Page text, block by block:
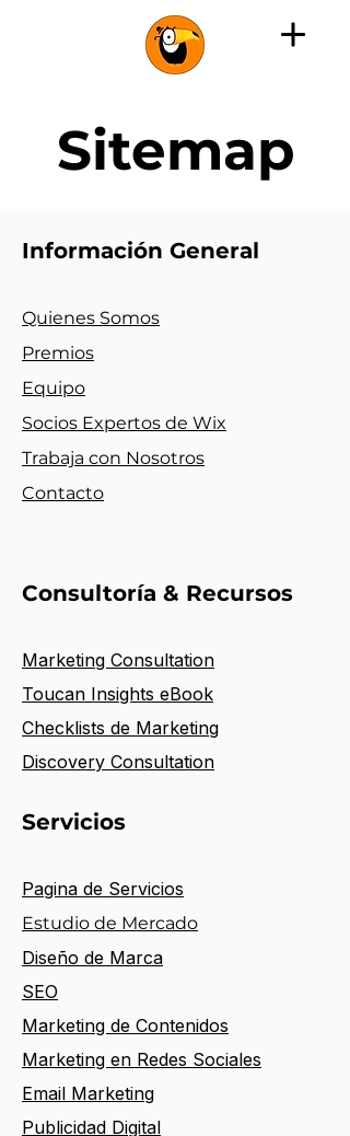
Sitemap
Información General
Quienes Somos
Premios
Equipo
Socios Expertos de Wix
Trabaja con Nosotros
Contacto
Consultoría & Recursos
Marketing Consultation
Toucan Insights eBook
Checklists de Marketing
Discovery Consultation
Servicios
Pagina de Servicios
Estudio de Mercado
Diseño de Marca
SEO
Marketing de Contenidos
Marketing en Redes Sociales
Email Marketing
Publicidad Digital